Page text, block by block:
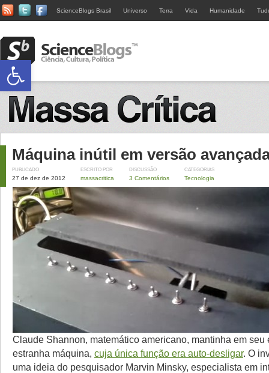
ScienceBlogs Brasil Universo Terra Vida Humanidade
Máquina inútil em versão
PUBLICADO
27 de dez de 2012
ESCRITO POR
massacritica
DISCUSSÃO
3 Comentários
CATEGORIAS
Tecnologia
Claude Shannon, matemático americano, mantinha em seu
estranha máquina, cuja única função era auto-desligar. O
uma ideia do pesquisador Marvin Minsky, especialista em
Abrir a barra de ferramentas